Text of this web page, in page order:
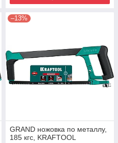
–13%
GRAND ножовка по металлу,
185 кгс, KRAFTOOL